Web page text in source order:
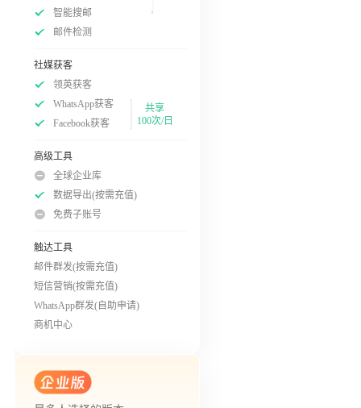
智能搜邮
邮件检测
社媒获客
领英获客
WhatsApp获客
Facebook获客
共享
100次/日
高级工具
全球企业库
数据导出(按需充值)
免费子账号
触达工具
邮件群发(按需充值)
短信营销(按需充值)
WhatsApp群发(自助申请)
商机中心